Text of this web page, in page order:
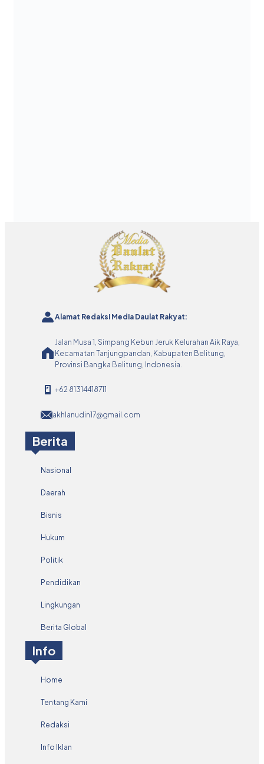
Alamat Redaksi Media Daulat Rakyat:
Jalan Musa 1, Simpang Kebun Jeruk Kelurahan Aik Raya,
Kecamatan Tanjungpandan, Kabupaten Belitung,
Provinsi Bangka Belitung, Indonesia.
+62 81314418711
akhlanudin17@gmail.com
Berita
Nasional
Daerah
Bisnis
Hukum
Politik
Pendidikan
Lingkungan
Berita Global
Info
Home
Tentang Kami
Redaksi
Info Iklan